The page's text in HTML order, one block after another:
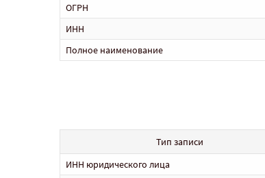
ОГРН
ИНН
Полное наименование
Тип записи
ИНН юридического лица